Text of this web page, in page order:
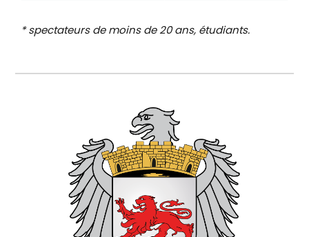
* spectateurs de moins de 20 ans, étudiants.